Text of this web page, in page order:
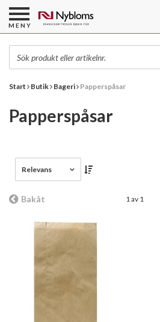
Start Butik Bageri Papperspåsar
Papperspåsar
Relevans
Bakåt 1 av 1
MENY